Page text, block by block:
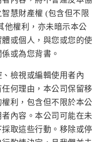
慧財產權 (包含但不限
他權利，亦未暗示本公
或個人，與您或您的使
或為您背書。
檢視或編輯使用者內
何理由，本公司保留移
利，包含但不限於本公
內容。本公司可能在未
取這些行動。移除或停